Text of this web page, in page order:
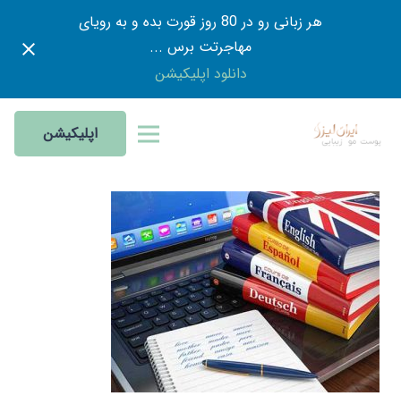
هر زبانی رو در 80 روز قورت بده و به رویای
مهاجرتت برس ...
دانلود اپلیکیشن
اپلیکیشن